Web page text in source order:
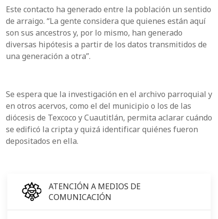
Este contacto ha generado entre la población un sentido
de arraigo. “La gente considera que quienes están aquí
son sus ancestros y, por lo mismo, han generado
diversas hipótesis a partir de los datos transmitidos de
una generación a otra”.
Se espera que la investigación en el archivo parroquial y
en otros acervos, como el del municipio o los de las
diócesis de Texcoco y Cuautitlán, permita aclarar cuándo
se edificó la cripta y quizá identificar quiénes fueron
depositados en ella.
ATENCIÓN A MEDIOS DE
COMUNICACIÓN